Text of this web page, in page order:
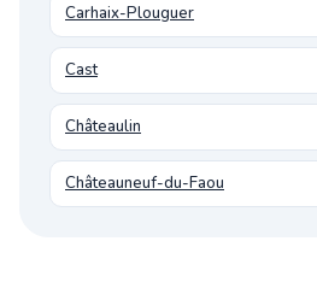
Carhaix-Plouguer
Cast
Châteaulin
Châteauneuf-du-Faou